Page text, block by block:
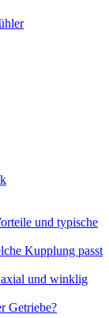
und typische
Kupplung passt
und winklig
Getriebe?